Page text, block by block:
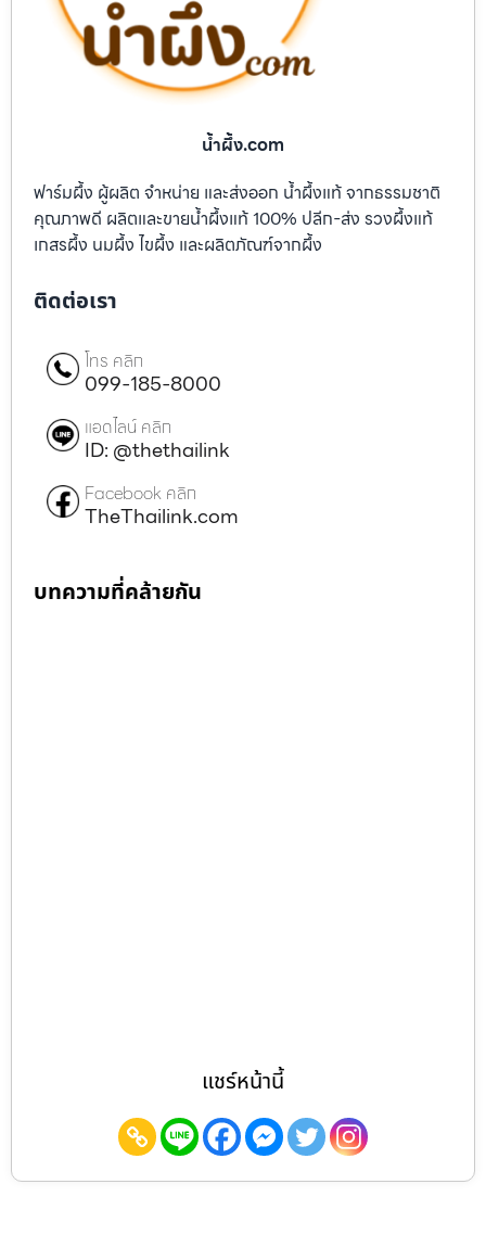
น้ำผึ้ง.com
ฟาร์มผึ้ง ผู้ผลิต จำหน่าย และส่งออก น้ำผึ้งแท้ จากธรรมชาติ
คุณภาพดี ผลิตและขายน้ำผึ้งแท้ 100% ปลีก-ส่ง รวงผึ้งแท้
เกสรผึ้ง นมผึ้ง ไขผึ้ง และผลิตภัณฑ์จากผึ้ง
ติดต่อเรา
โทร คลิก
099-185-8000
แอดไลน์ คลิก
ID: @thethailink
Facebook คลิก
TheThailink.com
บทความที่คล้ายกัน
แชร์หน้านี้